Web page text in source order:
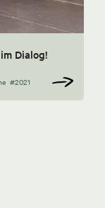
Dialog!
#2021